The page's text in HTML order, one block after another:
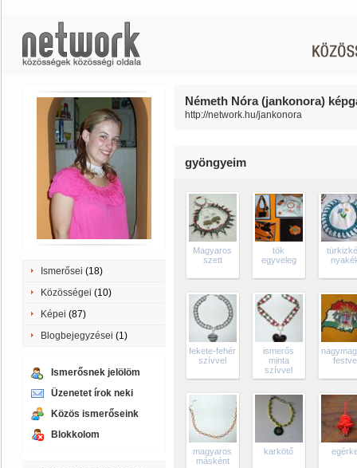
Ismerősei (18)
Közösségei (10)
Képei (87)
Blogbejegyzései (1)
Ismerősnek jelölöm
Üzenetet írok neki
Közös ismerőseink
Blokkolom
Németh Nóra (jankonora)
http://network.hu/jankonora
gyöngyeim
Magyaros
szett
tök
egyveleg
fekete-fehér
szívvel
ismerős
minta
szívvel
festve
magyaros
másként
karkötő